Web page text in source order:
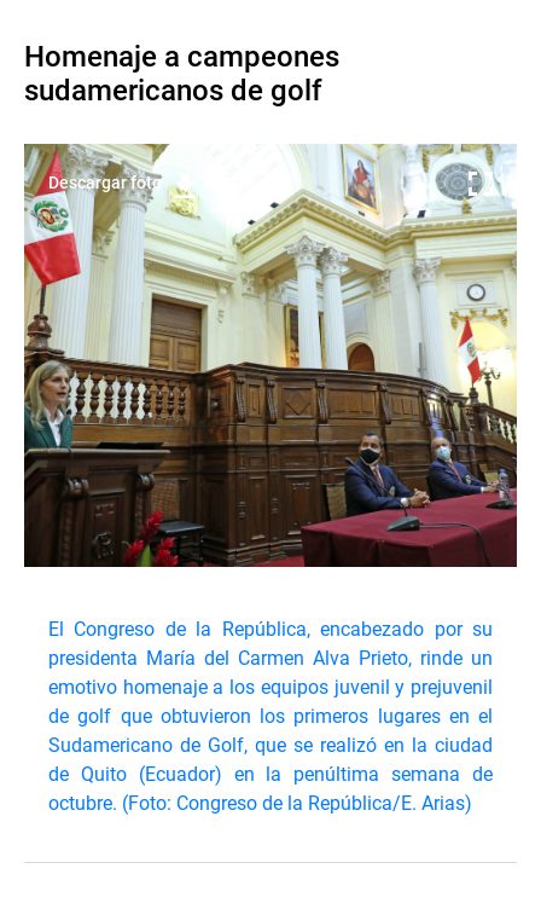
Homenaje a campeones
sudamericanos de golf
Descargar foto
El Congreso de la República, encabezado por su
presidenta María del Carmen Alva Prieto, rinde un
emotivo homenaje a los equipos juvenil y prejuvenil
de golf que obtuvieron los primeros lugares en el
Sudamericano de Golf, que se realizó en la ciudad
de Quito (Ecuador) en la penúltima semana de
octubre. (Foto: Congreso de la República/E. Arias)